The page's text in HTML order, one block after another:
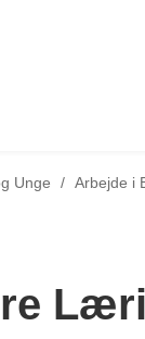
Unge / Tilbage til
Arbejde i